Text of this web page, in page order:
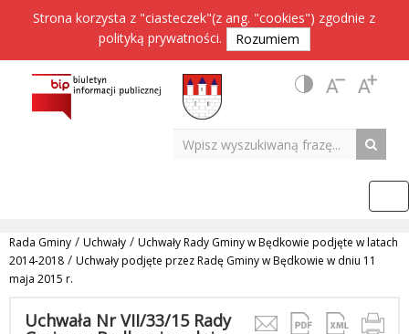
Strona korzysta z "ciasteczek"(z ang. "cookies") zgodnie z
polityką prywatności. Rozumiem
Rada Gminy / Uchwały / Uchwały Rady Gminy w Będkowie podjęte w latach
2014-2018 / Uchwały podjęte przez Radę Gminy w Będkowie w dniu 11
maja 2015 r.
Uchwała Nr VII/33/15 Rady